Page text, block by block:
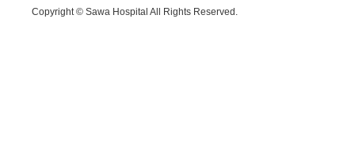
Copyright © Sawa Hospital All Rights Reserved.